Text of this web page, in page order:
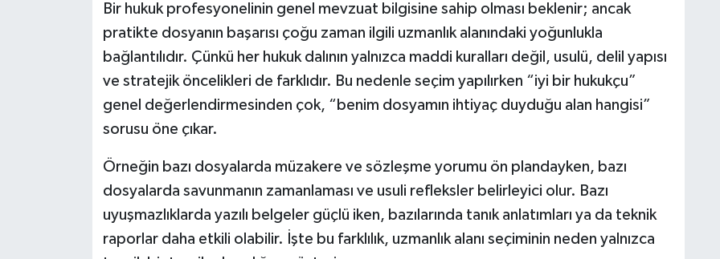
Bir hukuk profesyonelinin genel mevzuat bilgisine sahip olması beklenir; ancak
pratikte dosyanın başarısı çoğu zaman ilgili uzmanlık alanındaki yoğunlukla
bağlantılıdır. Çünkü her hukuk dalının yalnızca maddi kuralları değil, usulü, delil yapısı
ve stratejik öncelikleri de farklıdır. Bu nedenle seçim yapılırken “iyi bir hukukçu”
genel değerlendirmesinden çok, “benim dosyamın ihtiyaç duyduğu alan hangisi”
sorusu öne çıkar.
Örneğin bazı dosyalarda müzakere ve sözleşme yorumu ön plandayken, bazı
dosyalarda savunmanın zamanlaması ve usuli refleksler belirleyici olur. Bazı
uyuşmazlıklarda yazılı belgeler güçlü iken, bazılarında tanık anlatımları ya da teknik
raporlar daha etkili olabilir. İşte bu farklılık, uzmanlık alanı seçiminin neden yalnızca